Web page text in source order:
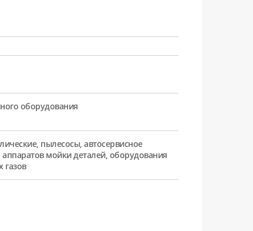
оборудования
пылесосы, автосервисное
мойки деталей, оборудования
газов